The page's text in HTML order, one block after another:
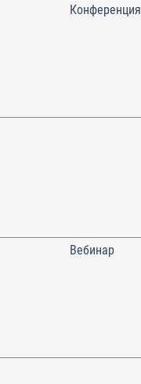
Конференция
Вебинар